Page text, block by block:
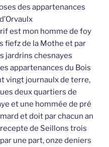
des appartenances
est mon homme de foy
fiefz de la Mothe et par
jardrins chesnayes
appartenances du Bois
vingt journaulx de terre,
deux quartiers de
et une hommée de pré
et doit par chacun an
de Seillons trois
une part, onze deniers